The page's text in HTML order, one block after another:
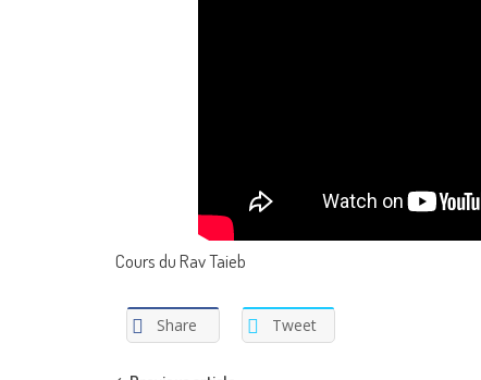
Cours du Rav Taieb
Share Tweet